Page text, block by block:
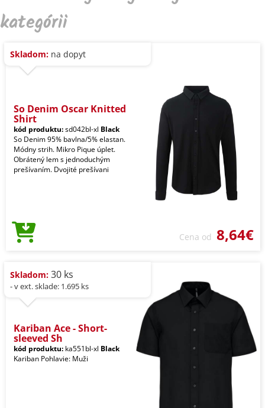
kategórii
Skladom: na dopyt
So Denim Oscar Knitted
Shirt
kód produktu:sd042bl-xl Black
So Denim 95% bavlna/5% elastan.
Módny strih. Mikro Pique úplet.
Obrátený lem s jednoduchým
prešívaním. Dvojité prešívani
Cena od 8,64€
Skladom: 30 ks
- v ext. sklade: 1.695 ks
Kariban Ace - Short-
sleeved Sh
kód produktu: ka551bl-xl Black
Kariban Pohlavie: Muži